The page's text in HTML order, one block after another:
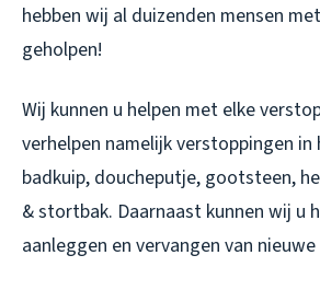
hebben wij al duizenden mensen
geholpen!
Wij kunnen u helpen met elke
verhelpen namelijk verstoppingen
badkuip, doucheputje, gootsteen,
& stortbak. Daarnaast kunnen wij u
aanleggen en vervangen van